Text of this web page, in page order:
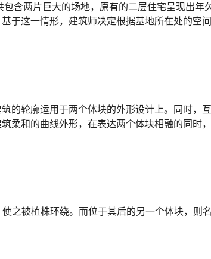
含两片巨大的场地，原有的二层住宅呈现出年
于这一情形，建筑师决定根据基地所在处的空
的轮廓运用于两个体块的外形设计上。同时，
柔和的曲线外形，在表达两个体块相融的同时
之被植株环绕。而位于其后的另一个体块，则